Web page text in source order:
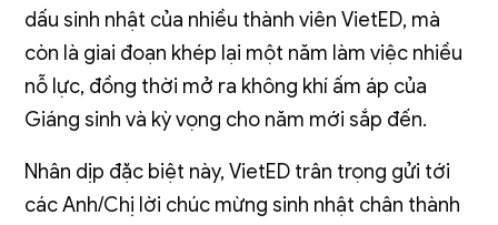
dấu sinh nhật của nhiều thành viên VietED, mà
còn là giai đoạn khép lại một năm làm việc nhiều
nỗ lực, đồng thời mở ra không khí ấm áp của
Giáng sinh và kỳ vọng cho năm mới sắp đến.
Nhân dịp đặc biệt này, VietED trân trọng gửi tới
các Anh/Chị lời chúc mừng sinh nhật chân thành